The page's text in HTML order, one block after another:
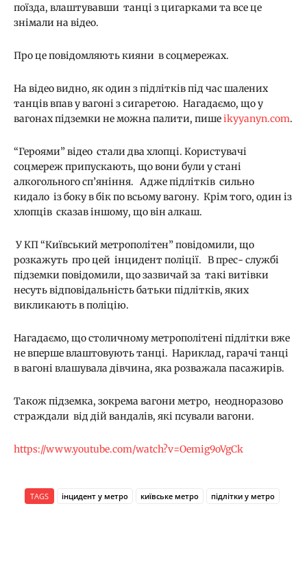
поїзда, влаштувавши танці з цигарками та все це
знімали на відео.
Про це повідомляють кияни в соцмережах.
На відео видно, як один з підлітків під час шалених
танців впав у вагоні з сигаретою. Нагадаємо, що у
вагонах підземки не можна палити, пишеikyyanyn.com.
“Героями” відео стали два хлопці. Користувачі
соцмереж припускають, що вони були у стані
алкогольного сп’яніння. Адже підлітків сильно
кидало із боку в бік по всьому вагону. Крім того, один із
хлопців сказав іншому, що він алкаш.
У КП “Київський метрополітен” повідомили, що
розкажуть про цей інцидент поліції. В прес- службі
підземки повідомили, що зазвичай за такі витівки
несуть відповідальність батьки підлітків, яких
викликають в поліцію.
Нагадаємо, що столичному метрополітені підлітки вже
не вперше влаштовують танці. Нариклад, гарачі танці
в вагоні влашувала дівчина, яка розважала пасажирів.
Також підземка, зокрема вагони метро, неодноразово
страждали від дій вандалів, які псували вагони.
https://www.youtube.com/watch?v=Oemig9oVgCk
TAGS інцидент у метро київське метро підлітки у метро